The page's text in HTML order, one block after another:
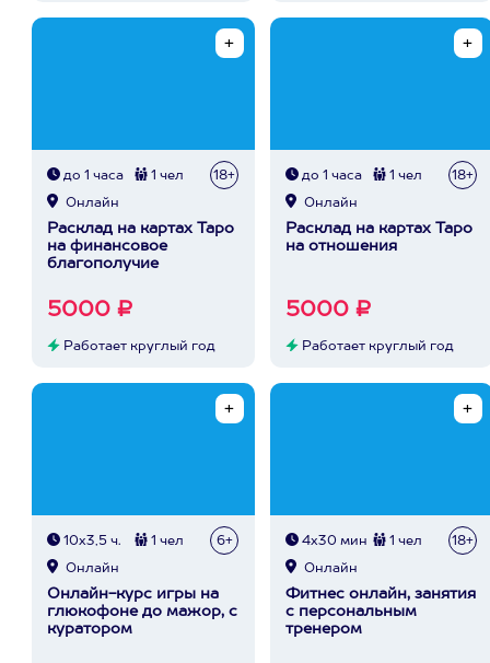
до 1 часа 1 чел 18+
Онлайн
Расклад на картах Таро
на финансовое
благополучие
5000 ₽
Работает круглый год
до 1 часа 1 чел 18+
Онлайн
Расклад на картах Таро
на отношения
5000 ₽
Работает круглый год
10х3,5 ч. 1 чел 6+
Онлайн
Онлайн-курс игры на
глюкофоне до мажор, с
куратором
4х30 мин 1 чел 18+
Онлайн
Фитнес онлайн, занятия
с персональным
тренером